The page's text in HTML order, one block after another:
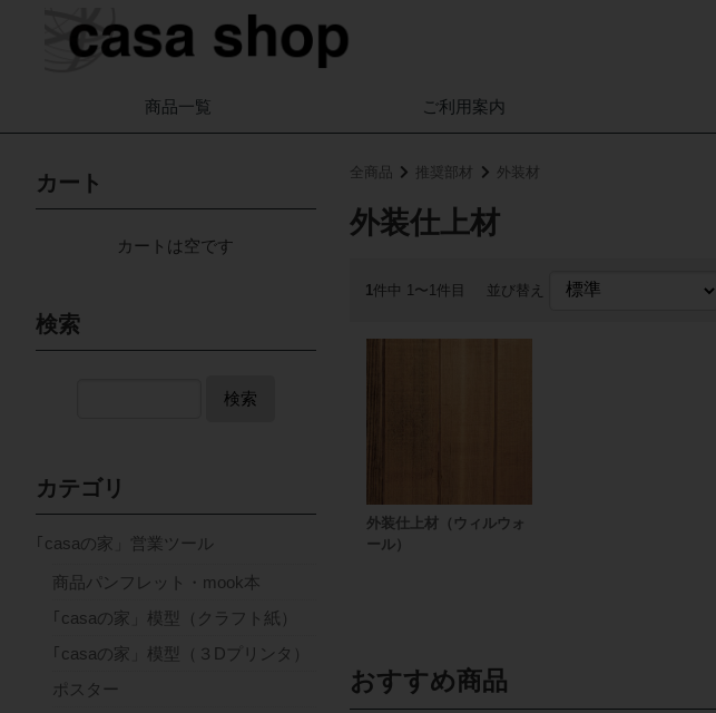
商品一覧 ご利用案内
全商品 推奨部材 外装材
外装仕上材
1件中 1〜1件目 並び替え
外装仕上材（ウィルウォ
ール）
おすすめ商品
カート
カートは空です
検索
検索
カテゴリ
｢casaの家」営業ツール
商品パンフレット・mook本
｢casaの家」模型（クラフト紙）
｢casaの家」模型（３Dプリンタ）
ポスター